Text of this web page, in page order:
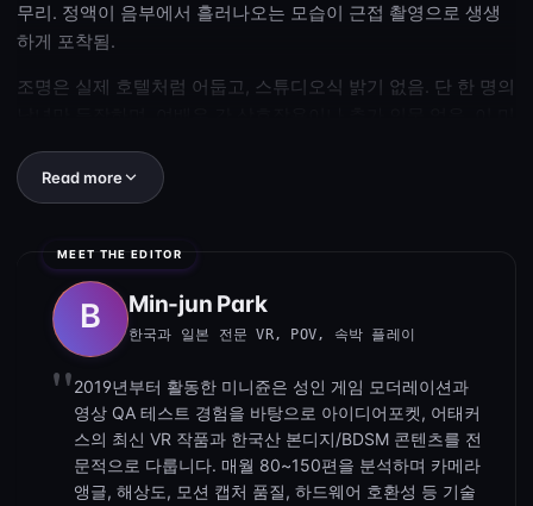
무리. 정액이 음부에서 흘러나오는 모습이 근접 촬영으로 생생
하게 포착됨.
조명은 실제 호텔처럼 어둡고, 스튜디오식 밝기 없음. 단 한 명의
히 담아내며, 남자의 음경이 여성의 질 입구에 삽입되는 모습과
정액이 흘러나오는 순간까지 선명하게 보여줌.
4분 지점 부근에서 약간 역방향 라이딩을 시도하지만 대부분은
남성이 주도하며, 낮은 신음소리와 여성의 조용한 감탄 소리가
자연스럽게 흐르며, creampie 장면에서 눈을 마주보는 순간은
특별한 긴장감을 자아냄. 카탈로그 포스터 중 하나는 그녀가 남
자의 허벅지에 손을 얹고 몸을 숙인 채의 모습으로 정확히 일치
하지만, 다른 하나는 욕실에서 있는 아시아 커플로 보이는 이미
지로, 아마도 클릭诱導용이었음.
일본식 교사-학생 포브 뷰 creampie 장면을 찾는다면 이 영상은
과장된 연기와 달리 단순하고 현실적인 분위기를 유지하며 훨씬
Read more
Min-jun Park
한국과 일본 전문 VR, POV, 속박 플레이
2019년부터 활동한 미니쥰은 성인 게임 모더레이션과
영상 QA 테스트 경험을 바탕으로 아이디어포켓, 어태커
스의 최신 VR 작품과 한국산 본디지/BDSM 콘텐츠를 전
문적으로 다룹니다. 매월 80~150편을 분석하며 카메라
앵글, 해상도, 모션 캡처 품질, 하드웨어 호환성 등 기술